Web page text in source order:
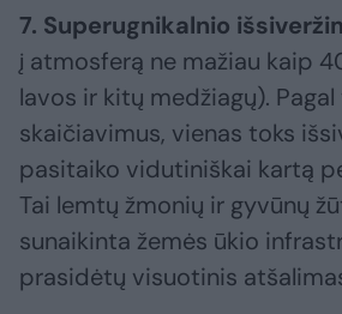
7. Superugnikalnio
į atmosferą ne mažiau kaip
lavos ir kitų medžiagų).
skaičiavimus, vienas toks
pasitaiko vidutiniškai kartą
Tai lemtų žmonių ir gyvūnų
sunaikinta žemės ūkio
prasidėtų visuotinis